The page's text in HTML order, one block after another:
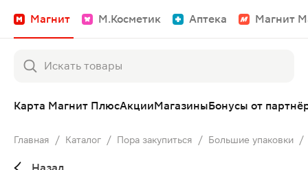
Магнит М.Косметик Аптека Магнит
Карта Магнит ПлюсАкцииМагазиныБонусы от
Главная / Каталог / Пора закупиться / Большие упаковки /